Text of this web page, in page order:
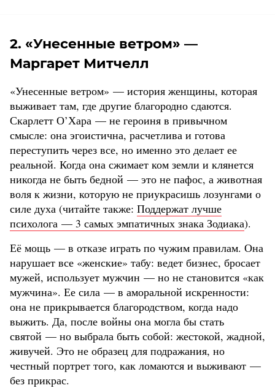
2. «Унесенные ветром» —
Маргарет Митчелл
«Унесенные ветром» — история женщины, которая
выживает там, где другие благородно сдаются.
Скарлетт О’Хара — не героиня в привычном
смысле: она эгоистична, расчетлива и готова
переступить через все, но именно это делает ее
реальной. Когда она сжимает ком земли и клянется
никогда не быть бедной — это не пафос, а животная
воля к жизни, которую не приукрасишь лозунгами о
силе духа (читайте также: Поддержат лучше
психолога — 3 самых эмпатичных знака Зодиака).
Её мощь — в отказе играть по чужим правилам. Она
нарушает все «женские» табу: ведет бизнес, бросает
мужей, использует мужчин — но не становится «как
мужчина». Ее сила — в аморальной искренности:
она не прикрывается благородством, когда надо
выжить. Да, после войны она могла бы стать
святой — но выбрала быть собой: жестокой, жадной,
живучей. Это не образец для подражания, но
честный портрет того, как ломаются и выживают —
без прикрас.